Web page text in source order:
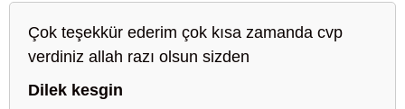
Çok teşekkür ederim çok kısa zamanda cvp
verdiniz allah razı olsun sizden
Dilek kesgin